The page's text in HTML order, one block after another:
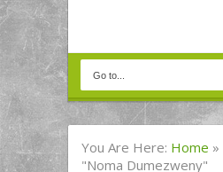
You Are Here: Home »
"noma Dumezweny"